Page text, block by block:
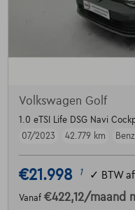
Volkswagen Golf
1.0 eTSI Life DSG Navi
07/2023
42.779 km
€21.998 1 ✓ BTW
Vanaf €422,12/maand